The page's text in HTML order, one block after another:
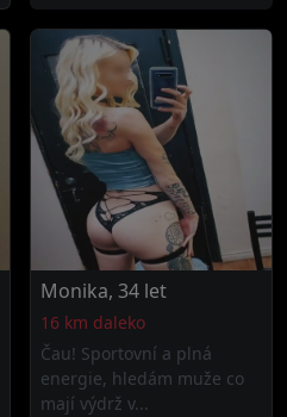
Monika, 34 let
16 km daleko
Čau! Sportovní a plná
energie, hledám muže co
mají výdrž v...